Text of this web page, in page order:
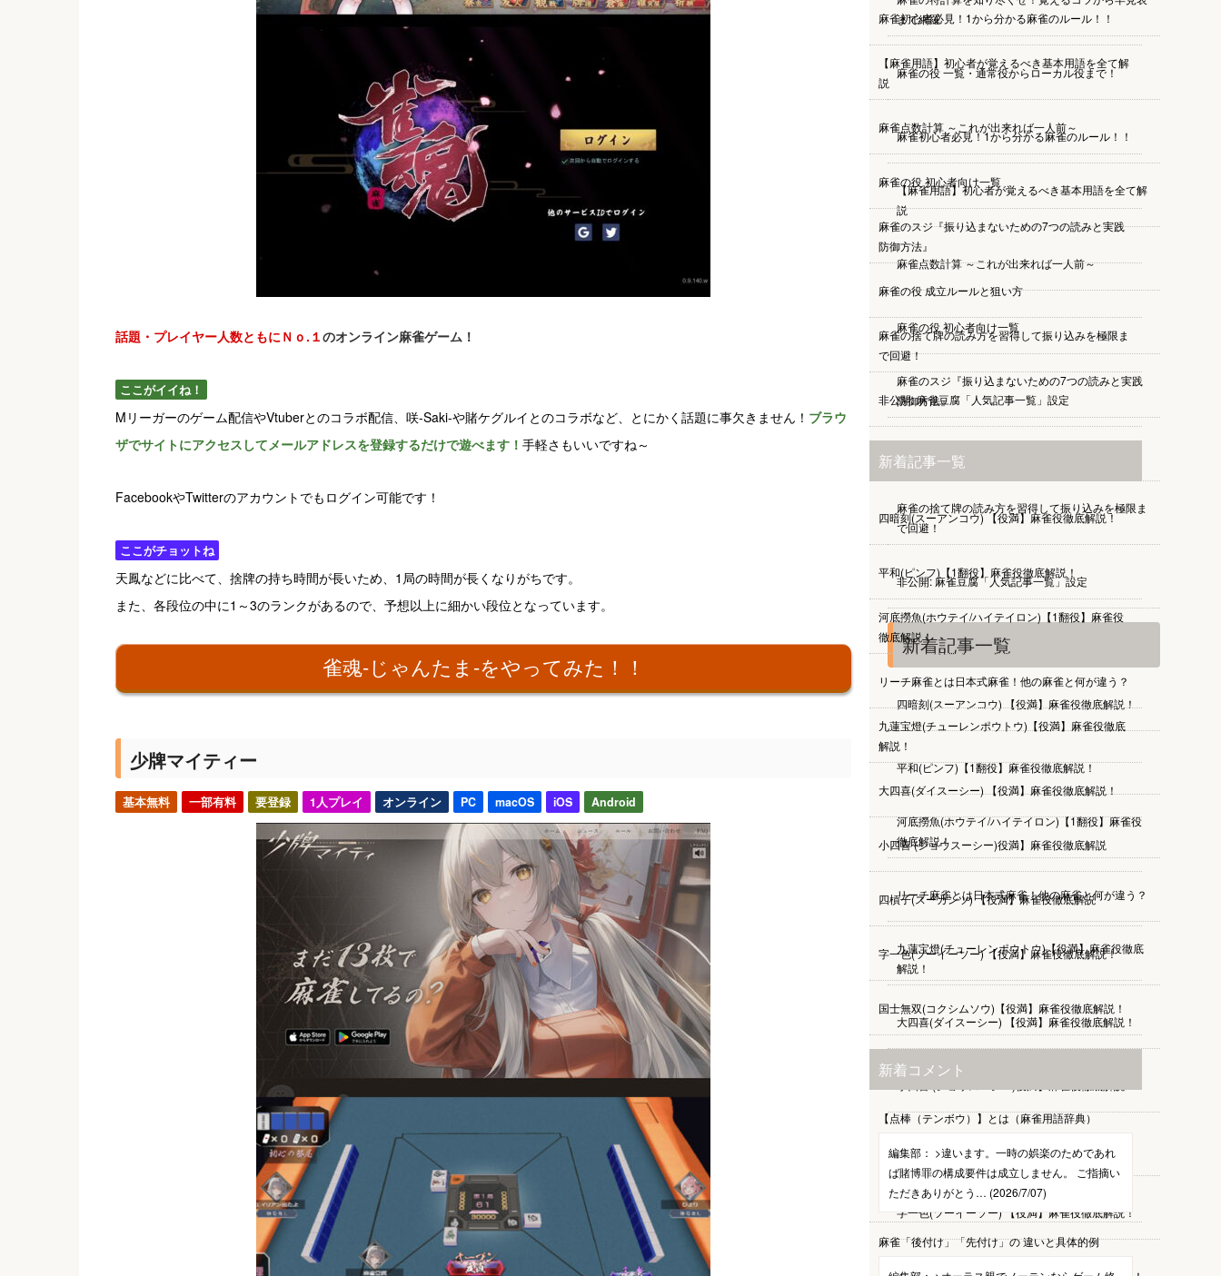
話題・プレイヤー人数ともにＮｏ.１のオンライン麻雀ゲーム！
ここがイイね！
Mリーガーのゲーム配信やVtuberとのコラボ配信、咲-Saki-や賭ケグルイとのコラボなど、とにかく話題に事欠きません！ ブラウ
ザでサイトにアクセスしてメールアドレスを登録するだけで遊べます！ 手軽さもいいですね～
FacebookやTwitterのアカウントでもログイン可能です！
ここがチョットね
天鳳などに比べて、捨牌の持ち時間が長いため、1局の時間が長くなりがちです。
また、各段位の中に1～3のランクがあるので、予想以上に細かい段位となっています。
雀魂-じゃんたま-をやってみた！！
少牌マイティー
基本無料 一部有料 要登録 1人プレイ オンライン PC macOS iOS Android
まで網羅
麻雀の役 一覧・通常役からローカル役まで！
麻雀初心者必見！1から分かる麻雀のルール！！
【麻雀用語】初心者が覚えるべき基本用語を全て解
説
麻雀点数計算 ～これが出来れば一人前～
麻雀の役 初心者向け一覧
麻雀のスジ『振り込まないための7つの読みと実践
防御方法』
麻雀の役 成立ルールと狙い方
麻雀の捨て牌の読み方を習得して振り込みを極限ま
で回避！
非公開: 麻雀豆腐「人気記事一覧」設定
新着記事一覧
四暗刻(スーアンコウ) 【役満】麻雀役徹底解説！
平和(ピンフ)【1翻役】麻雀役徹底解説！
河底撈魚(ホウテイ/ハイテイロン)【1翻役】麻雀役
徹底解説！
リーチ麻雀とは日本式麻雀！他の麻雀と何が違う？
九蓮宝燈(チューレンポウトウ)【役満】麻雀役徹底
解説！
大四喜(ダイスーシー) 【役満】麻雀役徹底解説！
四槓子(スーカンツ) 【役満】麻雀役徹底解説
字一色(ツーイーソー) 【役満】麻雀役徹底解説！
麻雀初心者必見！1から分かる麻雀のルール！！
【麻雀用語】初心者が覚えるべき基本用語を全て解
説
麻雀点数計算 ～これが出来れば一人前～
麻雀の役 初心者向け一覧
麻雀のスジ『振り込まないための7つの読みと実践
防御方法』
麻雀の役 成立ルールと狙い方
麻雀の捨て牌の読み方を習得して振り込みを極限ま
で回避！
非公開: 麻雀豆腐「人気記事一覧」設定
新着記事一覧
四暗刻(スーアンコウ) 【役満】麻雀役徹底解説！
平和(ピンフ)【1翻役】麻雀役徹底解説！
河底撈魚(ホウテイ/ハイテイロン)【1翻役】麻雀役
徹底解説！
リーチ麻雀とは日本式麻雀！他の麻雀と何が違う？
九蓮宝燈(チューレンポウトウ)【役満】麻雀役徹底
解説！
大四喜(ダイスーシー) 【役満】麻雀役徹底解説！
小四喜 (ショウスーシー)役満】麻雀役徹底解説
四槓子(スーカンツ) 【役満】麻雀役徹底解説
字一色(ツーイーソー) 【役満】麻雀役徹底解説！
国士無双(コクシムソウ)【役満】麻雀役徹底解説！
新着コメント
【点棒（テンボウ）】とは（麻雀用語辞典）
編集部： >違います。一時の娯楽のためであれ
ば賭博罪の構成要件は成立しません。 ご指摘い
ただきありがとう… (2026/7/07)
麻雀「後付け」「先付け」の 違いと具体的例